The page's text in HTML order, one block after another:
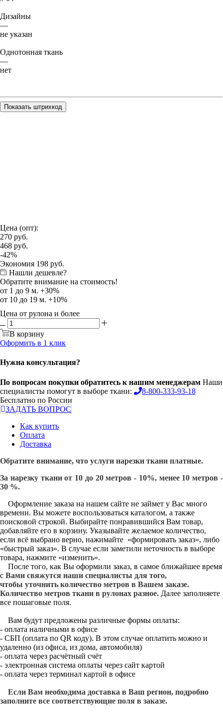
Дизайны
—
не указан
Однотонная ткань
—
нет
Показать штрихкод
Цена (опт):
270 руб.
468 руб.
-42%
Экономия 198 руб.
Нашли дешевле?
Обратите внимание на стоимость!
от 1 до 9 м. +30%
от 10 до 19 м. +10%
Цена от рулона и более
В корзину
Оформить в 1 клик
Нужна консультация?
По вопросам покупки обратитесь к нашим менеджерам Наши
специалисты помогут в выборе ткани:
8-800-333-93-18
Бесплатно по России
ЗАДАТЬ ВОПРОС
Как купить
Оплата
Доставка
Обратите внимание, что услуги нарезки ткани платные.
За нарезку ткани от 10 до 20 метров - 10%, менее 10 метров -
30 %.
Оформление заказа на нашем сайте не займет у Вас много
времени. Вы можете воспользоваться каталогом, а также
поисковой строкой. Выбирайте понравившийся Вам товар,
добавляйте его в корзину. Указывайте желаемое количество,
если всё выбрано верно, нажимайте «формировать заказ», либо
«быстрый заказ». В случае если заметили неточность в выборе
товара, нажмите «изменить».
После того, как Вы оформили заказ, в самое ближайшее время
с Вами свяжутся наши специалисты для того,
чтобы уточнить количество метров в Вашем заказе.
Количество метров ткани в рулонах разное. Далее заполняете
все пошаговые поля.
Вам будут предложены различные формы оплаты:
- оплата наличными в офисе
- СБП (оплата по QR коду). В этом случае оплатить можно и
удаленно (из офиса, из дома, автомобиля)
- оплата через расчётный счёт
- электронная система оплаты через сайт картой
- оплата через терминал картой в офисе
Если Вам необходима доставка в Ваш регион, подробно
заполните все соответствующие поля в заказе.